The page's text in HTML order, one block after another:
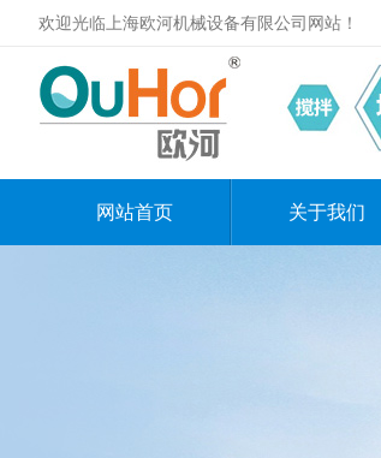
欢迎光临上海欧河机械设备有限公司网站！
网站首页 关于我们